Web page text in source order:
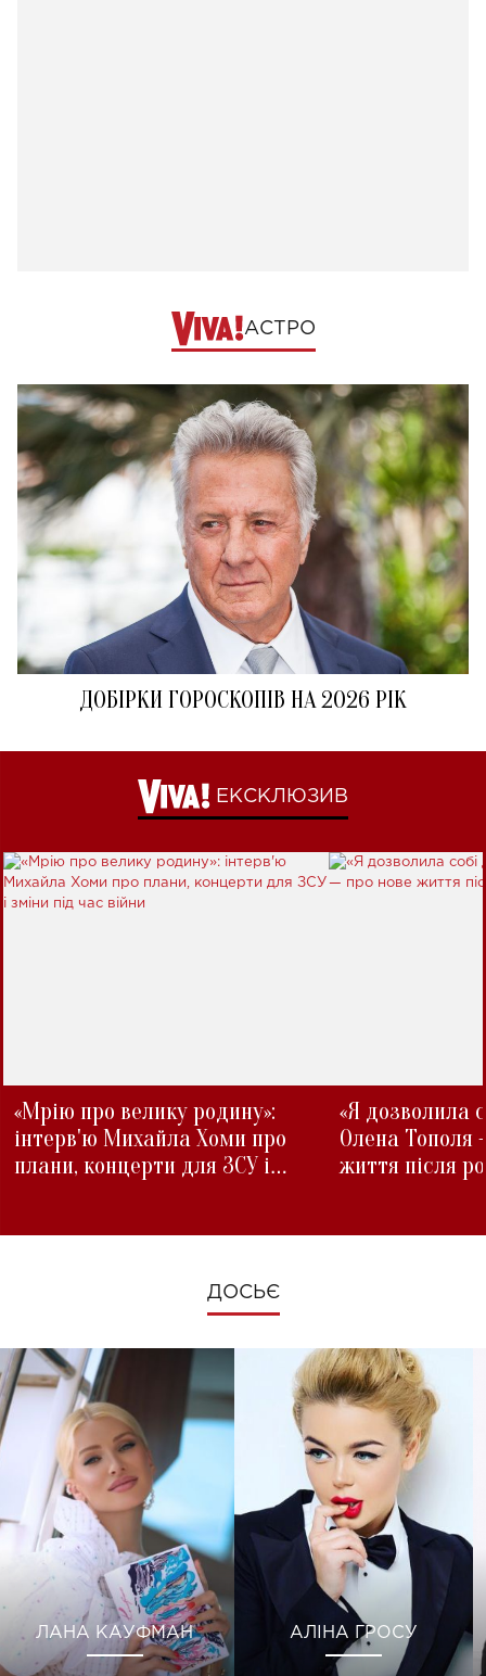
АСТРО
ДОБІРКИ ГОРОСКОПІВ НА 2026 РІК
ЕКСКЛЮЗИВ
«Мрію про велику родину»:
інтерв'ю Михайла Хоми про
плани, концерти для ЗСУ і
«Я дозволила
Олена Тополя
життя після
ДОСЬЄ
ЛАНА КАУФМАН АЛІНА ГРОСУ